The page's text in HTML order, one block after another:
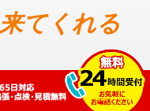
てくれる